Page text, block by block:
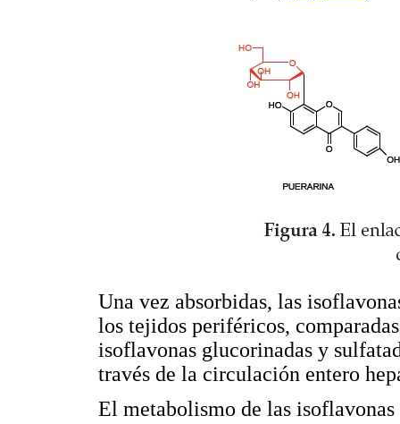
Una vez absorbidas, las
los tejidos periféricos,
isoflavonas glucorinadas y
través de la circulación entero
El metabolismo de las